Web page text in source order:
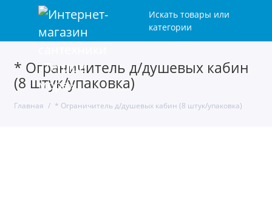
Искать товары или
категории
* Ограничитель д/душевых кабин
(8 штук/упаковка)
Главная * Ограничитель д/душевых кабин (8 штук/упаковка)